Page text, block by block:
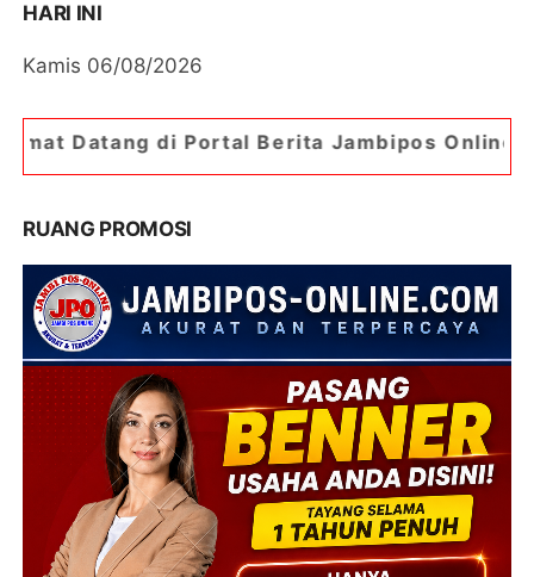
HARI INI
Kamis 06/08/2026
Portal Berita Jambipos Online. Portal Berita
RUANG PROMOSI